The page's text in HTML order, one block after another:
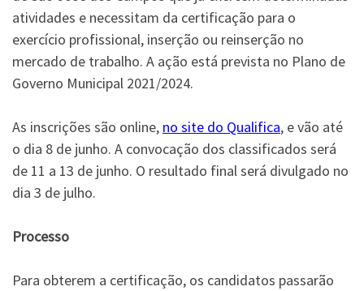
atividades e necessitam da certificação para o
exercício profissional, inserção ou reinserção no
mercado de trabalho. A ação está prevista no Plano de
Governo Municipal 2021/2024.
As inscrições são online, no site do Qualifica, e vão até
o dia 8 de junho. A convocação dos classificados será
de 11 a 13 de junho. O resultado final será divulgado no
dia 3 de julho.
Processo
Para obterem a certificação, os candidatos passarão